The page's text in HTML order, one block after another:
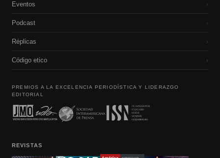
Eventos ›
Podcast ›
Réplicas ›
Código etico ›
PREMIOS A LA EXCELENCIA PERIODÍSTICA Y LIDERAZGO
EDITORIAL
REVISTAS